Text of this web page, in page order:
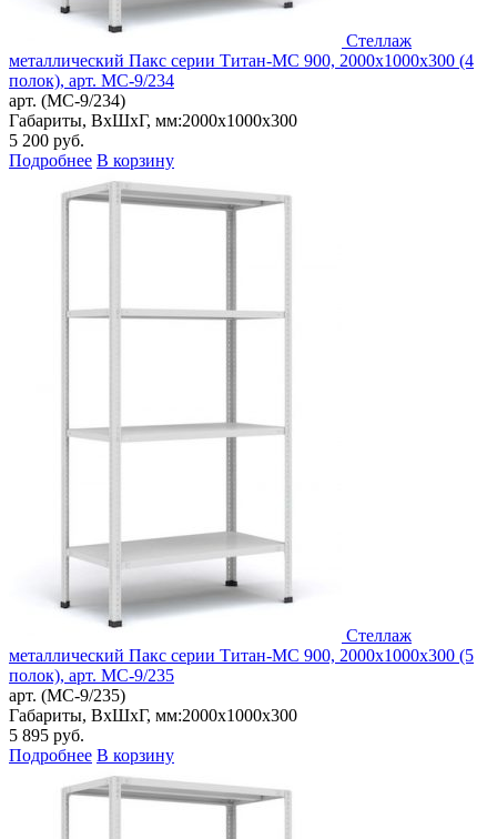
Стеллаж
металлический Пакс серии Титан-МС 900, 2000x1000x300 (4
полок), арт. МС-9/234
арт. (МС-9/234)
Габариты, ВxШxГ, мм:2000x1000x300
5 200 руб.
Подробнее В корзину
Стеллаж
металлический Пакс серии Титан-МС 900, 2000x1000x300 (5
полок), арт. МС-9/235
арт. (МС-9/235)
Габариты, ВxШxГ, мм:2000x1000x300
5 895 руб.
Подробнее В корзину